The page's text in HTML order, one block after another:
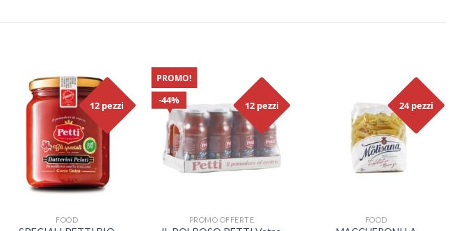
12 pezzi
FOOD
12 pezzi
44%
PROMO!
PROMO OFFERTE
24 pezzi
FOOD